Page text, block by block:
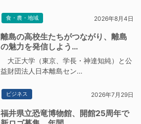
食・農・地域 2026年8月4日
離島の高校生たちがつながり、離島
の魅力を発信しよう…
大正大学（東京、学長・神達知純）と公
益財団法人日本離島セン…
ビジネス 2026年7月29日
福井県立恐竜博物館、開館25周年で